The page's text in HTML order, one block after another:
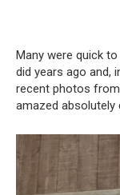
Many were quick
did years ago and,
recent photos from
amazed absolutely